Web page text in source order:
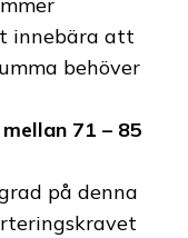
innebära att
behöver
71 – 85
på denna